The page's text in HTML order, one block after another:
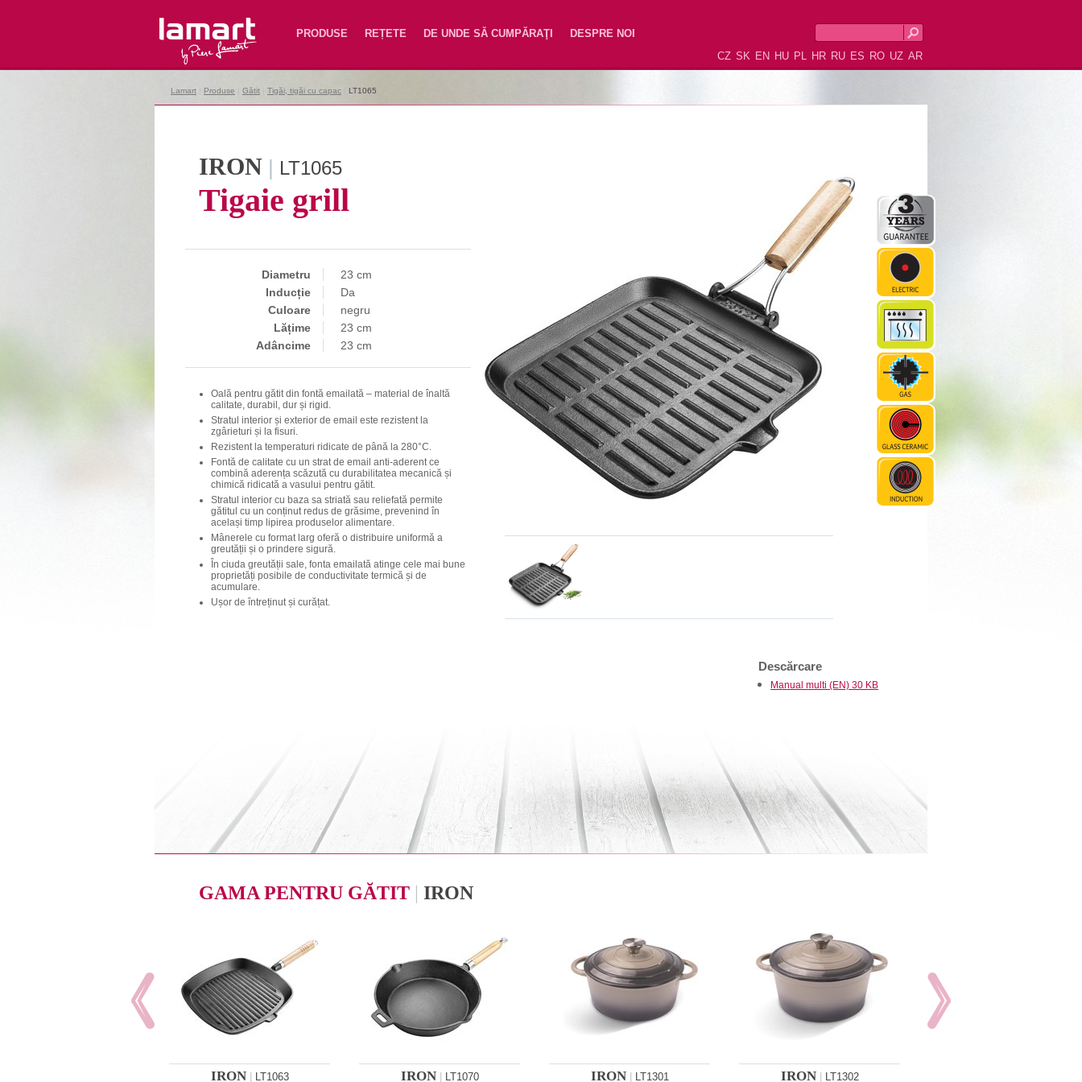
Lamart PRODUSE REȚETE DE UNDE SĂ CUMPĂRAŢI
DESPRE NOI
CZ SK EN HU PL HR RU ES RO UZ AR
Lamart Produse Gătit Tigăi, tigăi cu capac LT1065
Descărcare
Manual multi (EN) 30 KB
IRON | LT1065
Tigaie grill
Diametru
23 cm
Inducție
Da
Culoare
negru
Lățime
23 cm
Adâncime
23 cm
Oală pentru gătit din fontă emailată – material de înaltă
calitate, durabil, dur și rigid.
Stratul interior și exterior de email este rezistent la
zgârieturi și la fisuri.
Rezistent la temperaturi ridicate de până la 280°C.
Fontă de calitate cu un strat de email anti-aderent ce
combină aderența scăzută cu durabilitatea mecanică și
chimică ridicată a vasului pentru gătit.
Stratul interior cu baza sa striată sau reliefată permite
gătitul cu un conținut redus de grăsime, prevenind în
același timp lipirea produselor alimentare.
Mânerele cu format larg oferă o distribuire uniformă a
greutății și o prindere sigură.
În ciuda greutății sale, fonta emailată atinge cele mai bune
proprietăți posibile de conductivitate termică și de
acumulare.
Ușor de întreținut și curățat.
GAMA PENTRU GĂTIT | IRON
IRON LT1063 IRON LT1070 IRON LT1301 IRON LT1302